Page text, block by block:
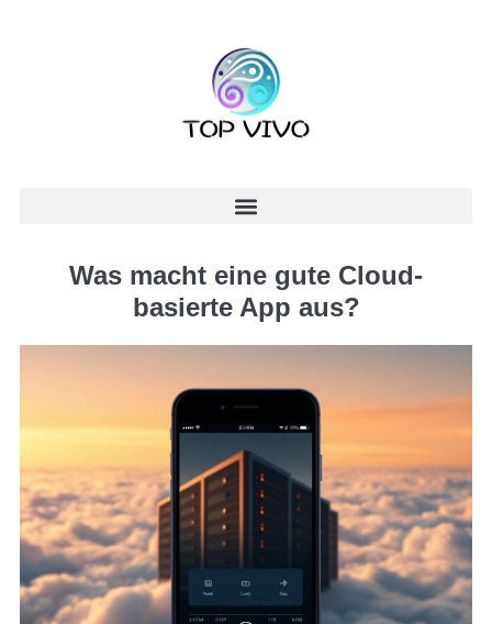
Was macht eine gute Cloud-
basierte App aus?